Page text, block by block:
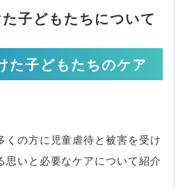
子どもたちについて
た子どもたちのケア
くの方に児童虐待と被害を受け
思いと必要なケアについて紹介